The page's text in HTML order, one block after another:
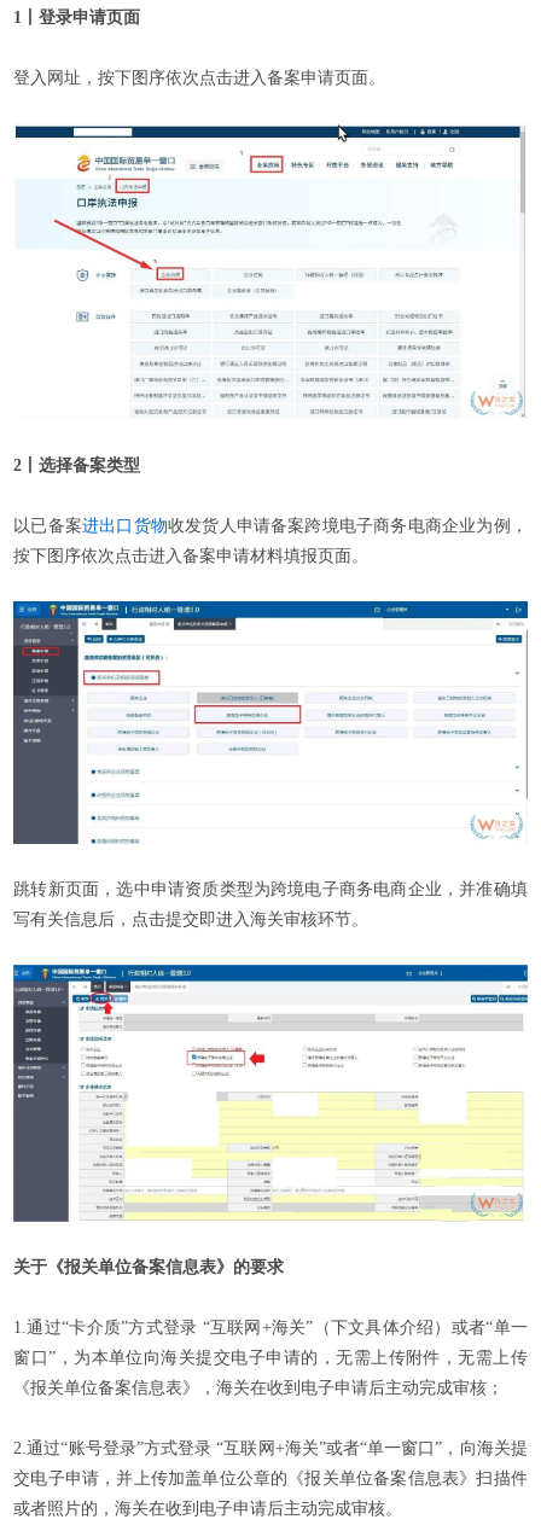
1丨登录申请页面
登入网址，按下图序依次点击进入备案申请页面。
2丨选择备案类型
以已备案进出口货物收发货人申请备案跨境电子商务电商企业为例，
按下图序依次点击进入备案申请材料填报页面。
跳转新页面，选中申请资质类型为跨境电子商务电商企业，并准确填
写有关信息后，点击提交即进入海关审核环节。
关于《报关单位备案信息表》的要求
1.通过“卡介质”方式登录 “互联网+海关”（下文具体介绍）或者“单一
窗口”，为本单位向海关提交电子申请的，无需上传附件，无需上传
《报关单位备案信息表》，海关在收到电子申请后主动完成审核；
2.通过“账号登录”方式登录 “互联网+海关”或者“单一窗口”，向海关提
交电子申请，并上传加盖单位公章的《报关单位备案信息表》扫描件
或者照片的，海关在收到电子申请后主动完成审核。